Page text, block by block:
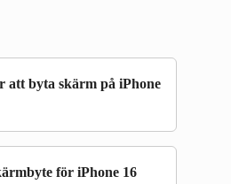
att byta skärm på iPhone
för iPhone 16